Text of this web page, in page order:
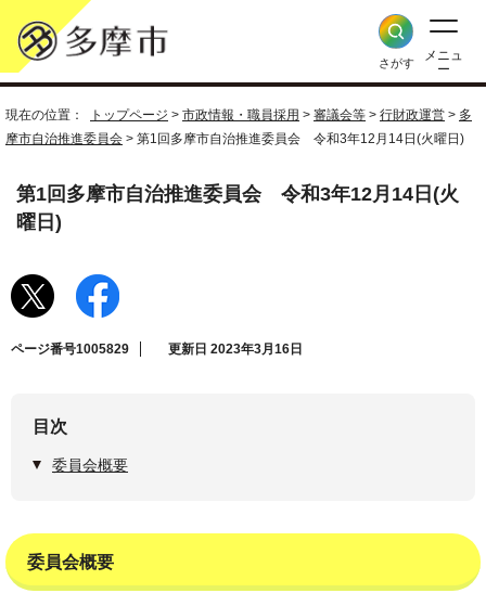
さがす
メニュ
ー
現在の位置： トップページ > 市政情報・職員採用 > 審議会等 > 行財政運営 > 多
摩市自治推進委員会 > 第1回多摩市自治推進委員会 令和3年12月14日(火曜日)
第1回多摩市自治推進委員会 令和3年12月14日(火
曜日)
ページ番号1005829 更新日 2023年3月16日
目次
委員会概要
委員会概要